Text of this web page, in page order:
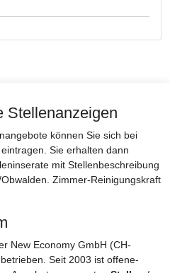
Stellenanzeigen
können Sie sich bei
Sie erhalten dann
mit Stellenbeschreibung
Zimmer-Reinigungskraft
New Economy GmbH (CH-
Seit 2003 ist offene-